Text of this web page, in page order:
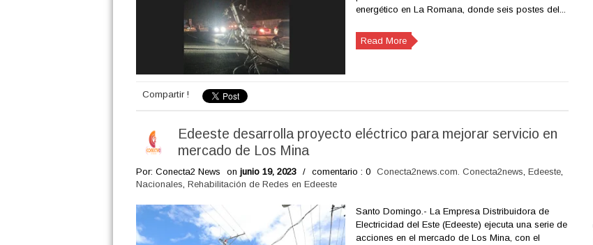
energético en La Romana, donde seis postes del...
Read More
Compartir !
Edeeste desarrolla proyecto eléctrico para mejorar servicio en
mercado de Los Mina
Por: Conecta2 News on junio 19, 2023 / comentario : 0 Conecta2news.com. Conecta2news, Edeeste,
Nacionales, Rehabilitación de Redes en Edeeste
Santo Domingo.- La Empresa Distribuidora de
Electricidad del Este (Edeeste) ejecuta una serie de
acciones en el mercado de Los Mina, con el